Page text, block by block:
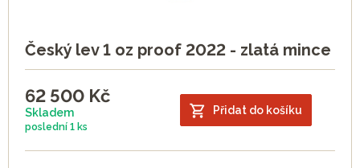
Český lev 1 oz proof 2022 - zlatá mince
62 500 Kč
Skladem
poslední 1 ks
Přidat do košíku